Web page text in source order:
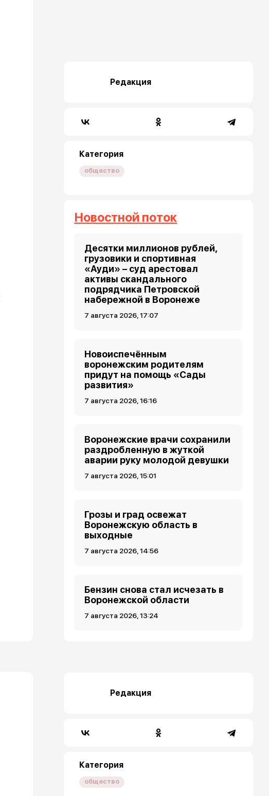
Редакция
Категория
общество
Новостной поток
Десятки миллионов рублей,
грузовики и спортивная
«Ауди» – суд арестовал
активы скандального
подрядчика Петровской
набережной в Воронеже
7 августа 2026, 17:07
Новоиспечённым
воронежским родителям
придут на помощь «Сады
развития»
7 августа 2026, 16:16
Воронежские врачи сохранили
раздробленную в жуткой
аварии руку молодой девушки
7 августа 2026, 15:01
Грозы и град освежат
Воронежскую область в
выходные
7 августа 2026, 14:56
Бензин снова стал исчезать в
Воронежской области
7 августа 2026, 13:24
Редакция
Категория
общество